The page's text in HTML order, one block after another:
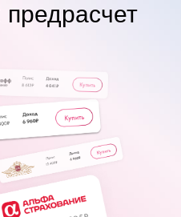
предрасчет